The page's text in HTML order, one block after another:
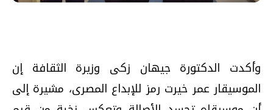
وأكدت الدكتورة جيهان زكى وزيرة الثقافة إن
الموسيقار عمر خيرت رمز للإبداع المصرى، مشيرة إلى